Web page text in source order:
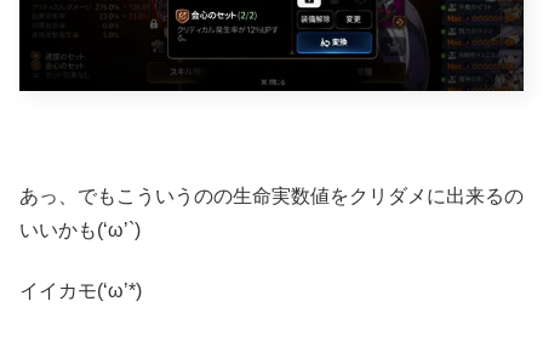
あっ、でもこういうのの生命実数値をクリダメに出来るの
いいかも(‘ω’`)
イイカモ(‘ω’*)